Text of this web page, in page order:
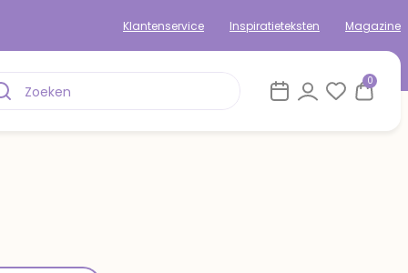
Klantenservice Inspiratieteksten Magazine
0